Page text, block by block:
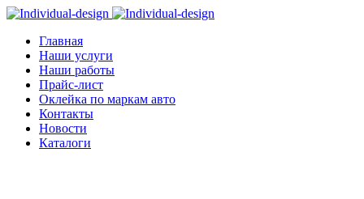
Главная
Наши услуги
Наши работы
Прайс-лист
Оклейка по маркам авто
Контакты
Новости
Каталоги